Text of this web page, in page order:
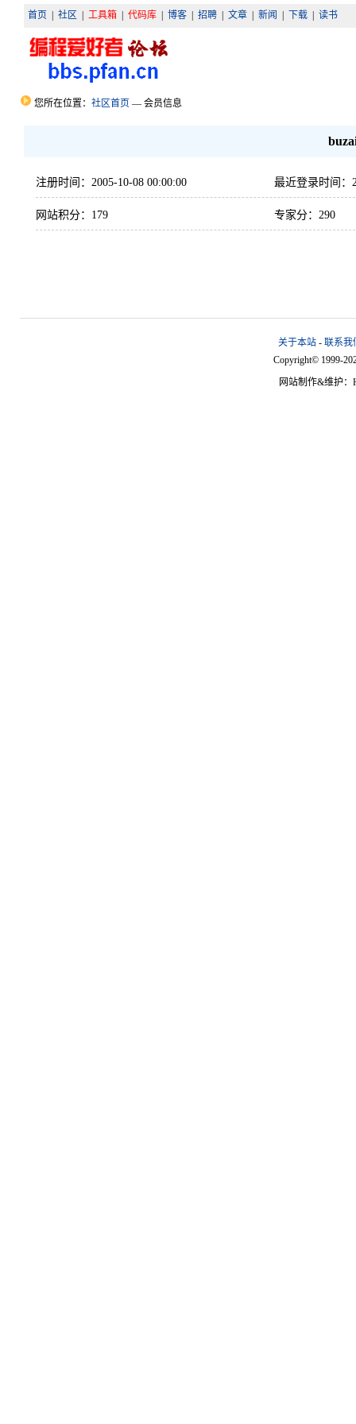
首页 社区 工具箱 代码库| 博客| 招聘| 文章| 新闻 下载| 读书
您所在位置： 社区首页 — 会员信息
注册时间：2005-10-08 00:00:00 最近登录时间：
网站积分：179 专家分：290
关于本站 - 联系我
Copyright© 1999-
网站制作&维护